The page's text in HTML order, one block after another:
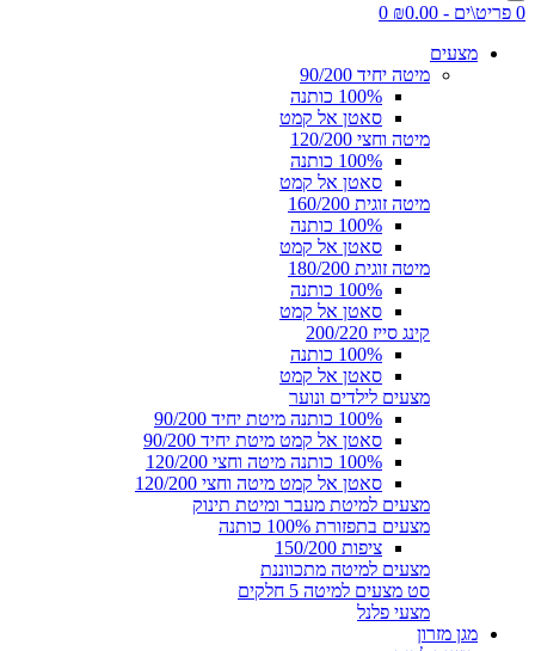
0 פריט\ים - ₪0.00
0
מצעים
מיטה יחיד 90/200
100% כותנה
סאטן אל קמט
מיטה וחצי 120/200
100% כותנה
סאטן אל קמט
מיטה זוגית 160/200
100% כותנה
סאטן אל קמט
מיטה זוגית 180/200
100% כותנה
סאטן אל קמט
קינג סייז 200/220
100% כותנה
סאטן אל קמט
מצעים לילדים ונוער
100% כותנה מיטת יחיד 90/200
סאטן אל קמט מיטת יחיד 90/200
100% כותנה מיטה וחצי 120/200
סאטן אל קמט מיטה וחצי 120/200
מצעים למיטת מעבר ומיטת תינוק
מצעים בתפזורת 100% כותנה
ציפות 150/200
מצעים למיטה מתכווננת
סט מצעים למיטה 5 חלקים
מצעי פלנל
מגן מזרון